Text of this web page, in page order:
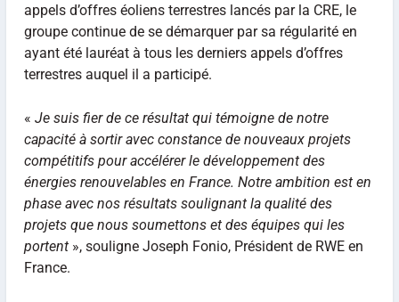
appels d’offres éoliens terrestres lancés par la CRE, le
groupe continue de se démarquer par sa régularité en
ayant été lauréat à tous les derniers appels d’offres
terrestres auquel il a participé.
« Je suis fier de ce résultat qui témoigne de notre
capacité à sortir avec constance de nouveaux projets
compétitifs pour accélérer le développement des
énergies renouvelables en France. Notre ambition est en
phase avec nos résultats soulignant la qualité des
projets que nous soumettons et des équipes qui les
portent», souligne Joseph Fonio, Président de RWE en
France.